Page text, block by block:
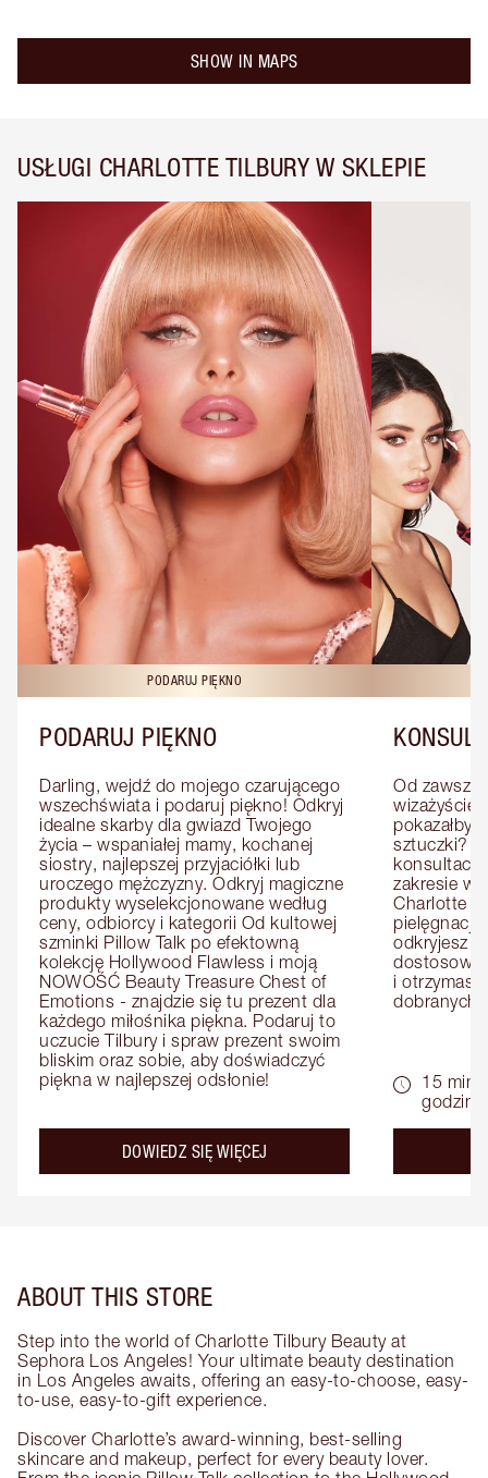
SHOW IN MAPS
USŁUGI CHARLOTTE TILBURY W SKLEPIE
PODARUJ PIĘKNO
PODARUJ PIĘKNO
Darling, wejdź do mojego czarującego
wszechświata i podaruj piękno! Odkryj
idealne skarby dla gwiazd Twojego
życia – wspaniałej mamy, kochanej
siostry, najlepszej przyjaciółki lub
uroczego mężczyzny. Odkryj magiczne
produkty wyselekcjonowane według
ceny, odbiorcy i kategorii Od kultowej
szminki Pillow Talk po efektowną
kolekcję Hollywood Flawless i moją
NOWOŚĆ Beauty Treasure Chest of
Emotions - znajdzie się tu prezent dla
każdego miłośnika piękna. Podaruj to
uczucie Tilbury i spraw prezent swoim
bliskim oraz sobie, aby doświadczyć
piękna w najlepszej odsłonie!
DOWIEDZ SIĘ WIĘCEJ
Od zawsze
wizażyście
pokazałby
sztuczki?
zakresie
Charlotte
pielęgnacji
odkryjesz
i otrzymasz
dobranych
15
godziny
ABOUT THIS STORE
Step into the world of Charlotte Tilbury Beauty at
Sephora Los Angeles! Your ultimate beauty destination
in Los Angeles awaits, offering an easy-to-choose, easy-
to-use, easy-to-gift experience.
Discover Charlotte’s award-winning, best-selling
skincare and makeup, perfect for every beauty lover.